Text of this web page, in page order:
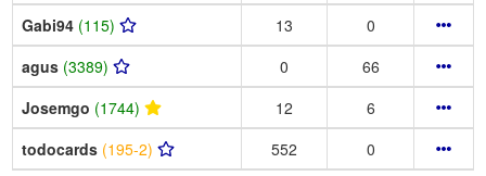
Gabi94 (115) 13
0
agus (3389) 0
66
Josemgo (1744) 12
6
todocards (195-2) 552 0